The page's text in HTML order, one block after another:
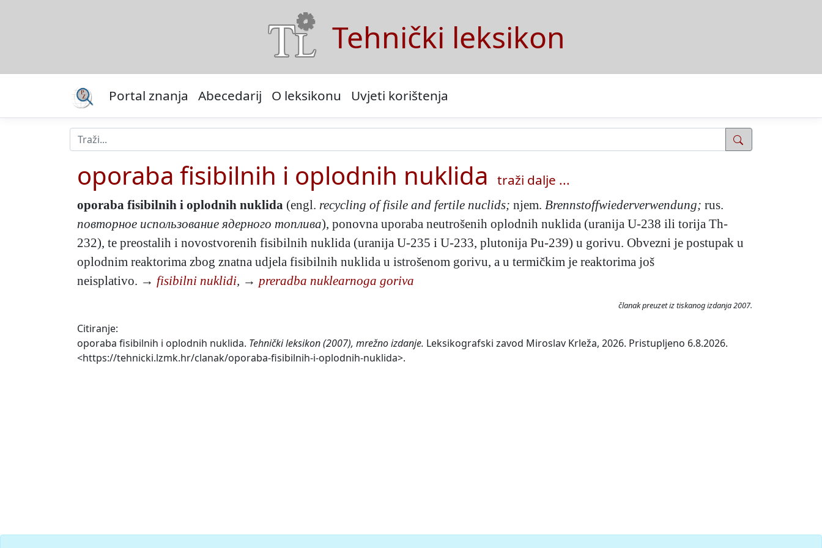
Tehnički leksikon
Portal znanja Abecedarij O leksikonu Uvjeti korištenja
oporaba fisibilnih i oplodnih nuklida traži dalje ...
oporaba fisibilnih i oplodnih nuklida (engl. recycling of fisile and fertile nuclids; njem. Brennstoffwiederverwendung; rus.
повторное использование ядерного топлива), ponovna uporaba neutrošenih oplodnih nuklida (uranija U-238 ili torija Th-
232), te preostalih i novostvorenih fisibilnih nuklida (uranija U-235 i U-233, plutonija Pu-239) u gorivu. Obvezni je postupak u
oplodnim reaktorima zbog znatna udjela fisibilnih nuklida u istrošenom gorivu, a u termičkim je reaktorima još
neisplativo. → fisibilni nuklidi, → preradba nuklearnoga goriva
članak preuzet iz tiskanog izdanja 2007.
Citiranje:
oporaba fisibilnih i oplodnih nuklida. Tehnički leksikon (2007), mrežno izdanje. Leksikografski zavod Miroslav Krleža, 2026. Pristupljeno 6.8.2026.
<https://tehnicki.lzmk.hr/clanak/oporaba-fisibilnih-i-oplodnih-nuklida>.